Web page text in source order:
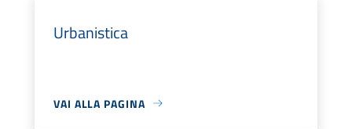
Urbanistica
VAI ALLA PAGINA